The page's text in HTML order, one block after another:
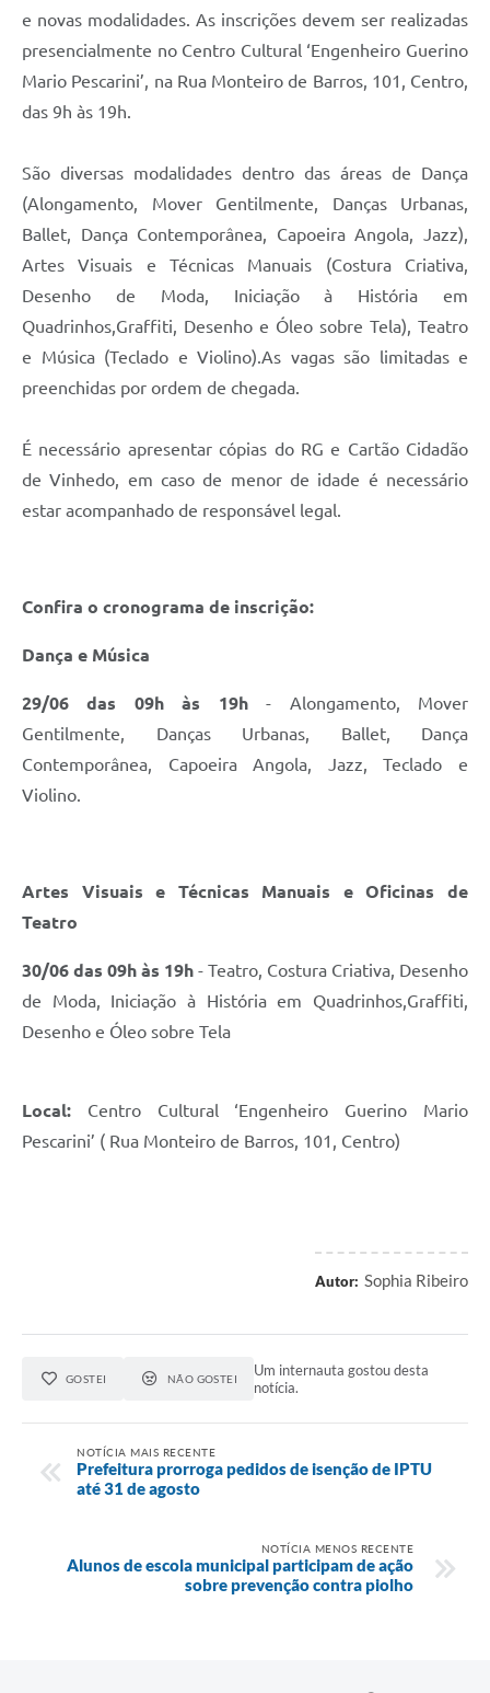
e novas modalidades. As inscrições devem ser realizadas
presencialmente no Centro Cultural ‘Engenheiro Guerino
Mario Pescarini’, na Rua Monteiro de Barros, 101, Centro,
das 9h às 19h.
São diversas modalidades dentro das áreas de Dança
(Alongamento, Mover Gentilmente, Danças Urbanas,
Ballet, Dança Contemporânea, Capoeira Angola, Jazz),
Artes Visuais e Técnicas Manuais (Costura Criativa,
Desenho de Moda, Iniciação à História em
Quadrinhos,Graffiti, Desenho e Óleo sobre Tela), Teatro
e Música (Teclado e Violino).As vagas são limitadas e
preenchidas por ordem de chegada.
É necessário apresentar cópias do RG e Cartão Cidadão
de Vinhedo, em caso de menor de idade é necessário
estar acompanhado de responsável legal.
Confira o cronograma de inscrição:
Dança e Música
29/06 das 09h às 19h- Alongamento, Mover
Gentilmente, Danças Urbanas, Ballet, Dança
Contemporânea, Capoeira Angola, Jazz, Teclado e
Violino.
Artes Visuais e Técnicas Manuais e Oficinas de
Teatro
30/06 das 09h às 19h - Teatro, Costura Criativa, Desenho
de Moda, Iniciação à História em Quadrinhos,Graffiti,
Desenho e Óleo sobre Tela
Local: Centro Cultural ‘Engenheiro Guerino Mario
Pescarini’ ( Rua Monteiro de Barros, 101, Centro)
Autor: Sophia Ribeiro
GOSTEI NÃO GOSTEI
Um internauta gostou desta
notícia.
NOTÍCIA MAIS RECENTE
Prefeitura prorroga pedidos de isenção de IPTU
até 31 de agosto
NOTÍCIA MENOS RECENTE
Alunos de escola municipal participam de ação
sobre prevenção contra piolho